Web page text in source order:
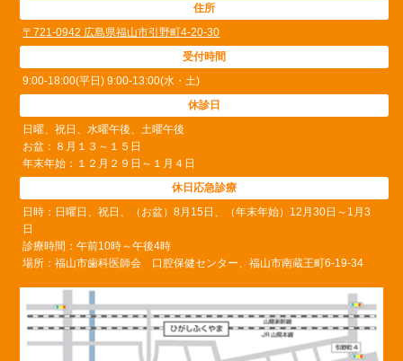
住所
〒721-0942 広島県福山市引野町4-20-30
受付時間
9:00-18:00(平日) 9:00-13:00(水・土)
休診日
日曜、祝日、水曜午後、土曜午後
お盆：８月１３～１５日
年末年始：１２月２９日～１月４日
休日応急診療
日時：日曜日、祝日、（お盆）8月15日、（年末年始）12月30日～1月3
日
診療時間：午前10時～午後4時
場所：福山市歯科医師会 口腔保健センター、福山市南蔵王町6-19-34